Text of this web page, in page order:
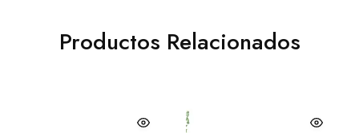
Productos Relacionados